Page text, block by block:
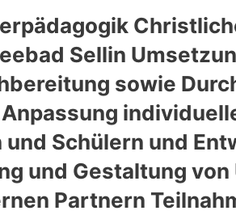
Sellin
sowie
Schülern und
und Gestaltung
Partnern